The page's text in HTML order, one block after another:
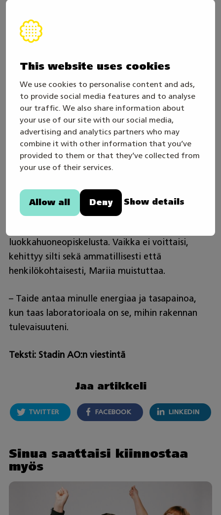
This website uses cookies
We use cookies to personalise content and ads,
to provide social media features and to analyse
our traffic. We also share information about
your use of our site with our social media,
advertising and analytics partners who may
combine it with other information that you’ve
provided to them or that they’ve collected from
your use of their services.
Allow all Deny Show details
Laboratoriossa harjoitellaan monenlaisia perustaitoja, joita
Voitto ei ole tärkeintä, vaan
kehittyminen
Mariia kertoo, että kilpailutoiminta on
kehittänyt häntä paljon: se on syventänyt
osaamista, opettanut tarkkuutta ja antanut
itsevarmuutta. Lisäksi se on tarjonnut
mahdollisuuden matkustaa ja tavata uusia
– Kannustan muita osallistumaan kilpailuihin,
luokkahuoneopiskelusta. Vaikka ei voittaisi,
kehittyy silti sekä ammatillisesti että
henkilökohtaisesti, Mariia muistuttaa.
– Taide antaa minulle energiaa ja tasapainoa,
kun taas laboratorioala on se, mihin rakennan
tulevaisuuteni.
Teksti: Stadin AO:n viestintä
Jaa artikkeli
TWITTER FACEBOOK LINKEDIN
Sinua saattaisi kiinnostaa
myös